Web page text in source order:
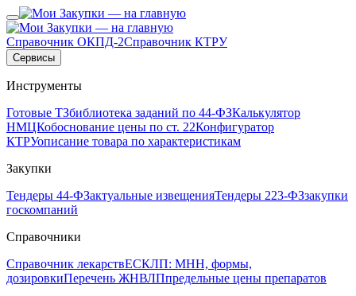
Справочник ОКПД-2Справочник КТРУ
Сервисы
Инструменты
Готовые ТЗбиблиотека заданий по 44-ФЗКалькулятор
НМЦКобоснование цены по ст. 22Конфигуратор
КТРУописание товара по характеристикам
Закупки
Тендеры 44-ФЗактуальные извещенияТендеры 223-ФЗзакупки
госкомпаний
Справочники
Справочник лекарствЕСКЛП: МНН, формы,
дозировкиПеречень ЖНВЛПпредельные цены препаратов